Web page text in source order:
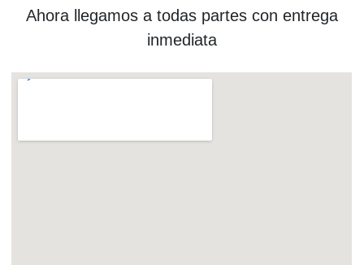
Ahora llegamos a todas partes con entrega
inmediata